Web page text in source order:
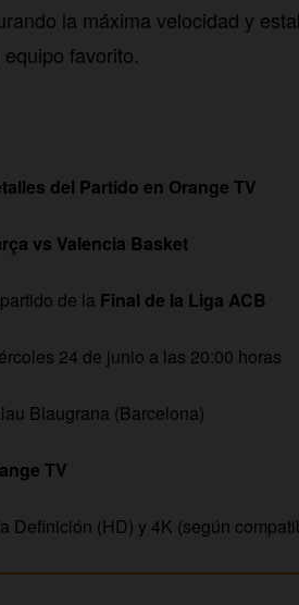
la máxima velocidad y
favorito.
del Partido en Orange TV
vs Valencia Basket
de la Final de la Liga ACB
24 de junio a las 20:00 horas
Blaugrana (Barcelona)
TV
Definición (HD) y 4K (según